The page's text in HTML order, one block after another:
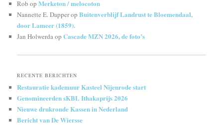
Rob opMerketon / melocoton
Nannette E. DapperopBuitenverblijf Landrust te Bloemendaal,
door Lameer (1859).
Jan HolwerdaopCascade MZN 2026, de foto’s
RECENTE BERICHTEN
Restauratie kademuur Kasteel Nijenrode start
Genomineerden sKBL Ithakaprijs 2026
Nieuwe drukronde Kassen in Nederland
Bericht van De Wiersse